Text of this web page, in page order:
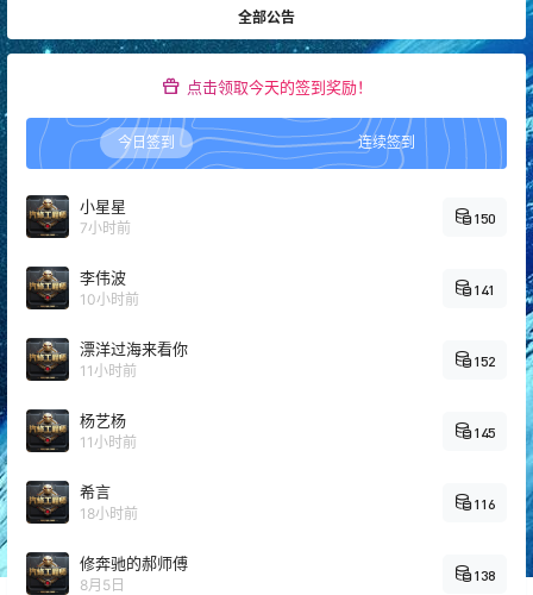
全部公告
点击领取今天的签到奖励！
今日签到 连续签到
小星星
7小时前
150
李伟波
10小时前
141
漂洋过海来看你
11小时前
152
杨艺杨
11小时前
145
希言
18小时前
116
修奔驰的郝师傅
8月5日
138